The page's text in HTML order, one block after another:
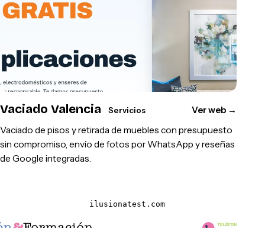
Vaciado Valencia Servicios Ver web →
Vaciado de pisos y retirada de muebles con presupuesto
sin compromiso, envío de fotos por WhatsApp y reseñas
de Google integradas.
ilusionatest.com